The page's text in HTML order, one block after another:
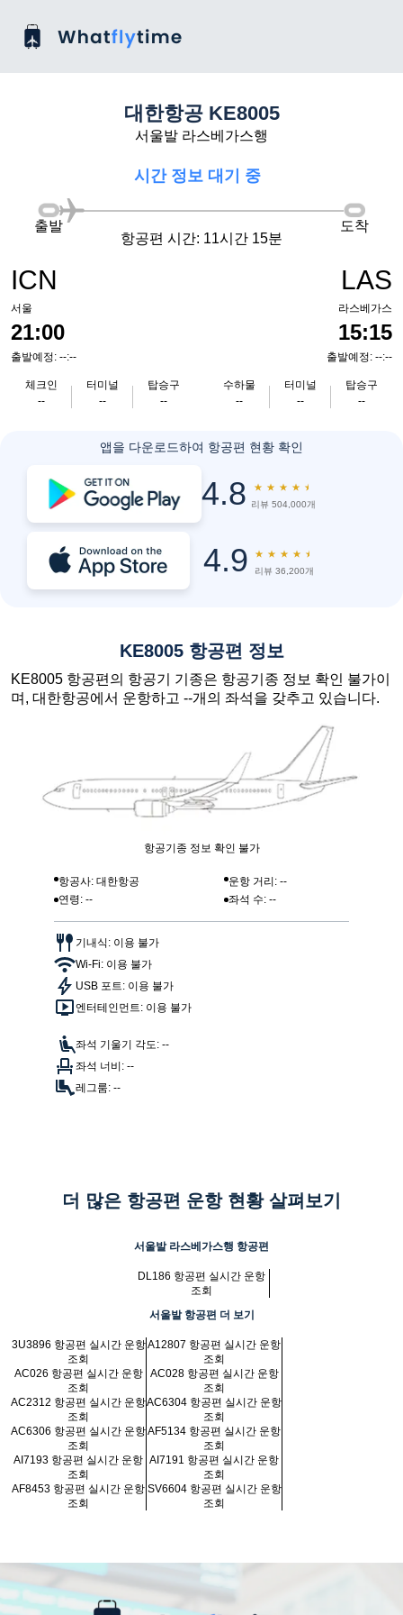
대한항공 KE8005
서울발 라스베가스행
시간 정보 대기 중
ICN
서울
21:00
출발예정: --:--
체크인
--
터미널
--
탑승구
--
출발
항공편 시간: 11시간 15분
도착
LAS
라스베가스
15:15
출발예정: --:--
수하물
--
터미널
--
탑승구
--
앱을 다운로드하여 항공편 현황 확인
4.8 ★ ★ ★ ★ ★
리뷰 504,000개
4.9 ★ ★ ★ ★ ★
리뷰 36,200개
KE8005 항공편 정보
KE8005 항공편의 항공기 기종은 항공기종 정보 확인 불가이
며, 대한항공에서 운항하고 --개의 좌석을 갖추고 있습니다.
항공기종 정보 확인 불가
항공사: 대한항공
운항 거리: --
연령: --
좌석 수: --
기내식: 이용 불가
Wi-Fi: 이용 불가
USB 포트: 이용 불가
엔터테인먼트: 이용 불가
좌석 기울기 각도: --
좌석 너비: --
레그룸: --
더 많은 항공편 운항 현황 살펴보기
서울발 라스베가스행 항공편
DL186 항공편 실시간 운항
조회
서울발 항공편 더 보기
3U3896 항공편 실시간 운항
조회
A12807 항공편 실시간 운항
조회
AC026 항공편 실시간 운항
조회
AC028 항공편 실시간 운항
조회
AC2312 항공편 실시간 운항
조회
AC6304 항공편 실시간 운항
조회
AC6306 항공편 실시간 운항
조회
AF5134 항공편 실시간 운항
조회
AI7193 항공편 실시간 운항
조회
AI7191 항공편 실시간 운항
조회
AF8453 항공편 실시간 운항
조회
SV6604 항공편 실시간 운항
조회